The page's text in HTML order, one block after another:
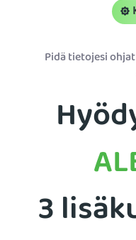
Lataa VPNPidä tietojesi
3